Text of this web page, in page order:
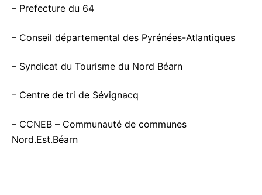
– Prefecture du 64
– Conseil départemental des Pyrénées-Atlantiques
– Syndicat du Tourisme du Nord Béarn
– Centre de tri de Sévignacq
– CCNEB – Communauté de communes
Nord.Est.Béarn